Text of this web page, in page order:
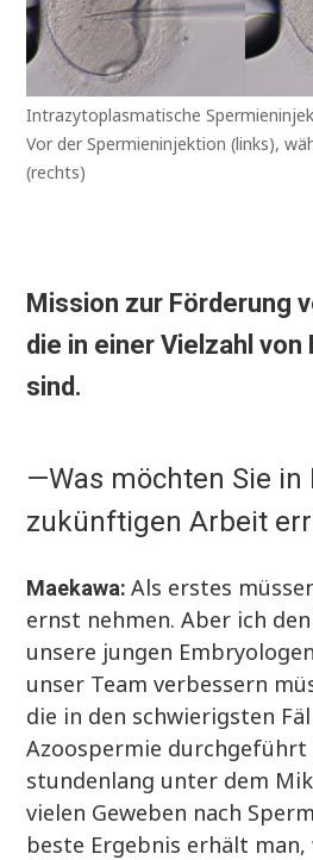
Intrazytoplasmatische
Vor der Spermieninjektion (links),
(rechts)
Mission zur Förderung
die in einer Vielzahl
sind.
—Was möchten Sie in
zukünftigen Arbeit
Maekawa:Als erstes
ernst nehmen. Aber ich
unsere jungen
unser Team verbessern
die in den schwierigsten
Azoospermie
stundenlang unter dem
vielen Geweben nach
beste Ergebnis erhält man,